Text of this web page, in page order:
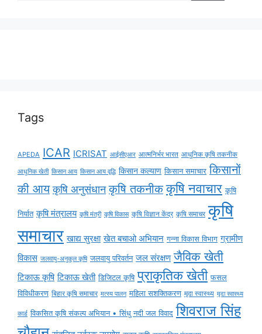
Tags
APEDA ICAR ICRISAT आईसीएआर आत्मनिर्भर भारत आधुनिक कृषि तकनीक
आधुनिक खेती किसान आय किसान आय वृद्धि किसान कल्याण किसान समाचार किसानों
की आय कृषि अनुसंधान कृषि तकनीक कृषि नवाचार कृषि
निर्यात कृषि मंत्रालय कृषि मंत्री कृषि विकास कृषि विज्ञान केंद्र कृषि समाचर कृषि
समाचार खाद्य सुरक्षा खेत बचाओ अभियान गन्ना विकास विभाग ग्रामीण
विकास जलवायु-अनुकूल कृषि जलवायु परिवर्तन जल संरक्षण जैविक खेती
टिकाऊ कृषि टिकाऊ खेती डिजिटल कृषि प्राकृतिक खेती फसल
विविधीकरण बिहार कृषि समाचार मत्स्य पालन महिला सशक्तिकरण मृदा स्वास्थ्य मृदा स्वास्थ्य
कार्ड विकसित कृषि संकल्प अभियान • सिंधु नदी जल विवाद शिवराज सिंह